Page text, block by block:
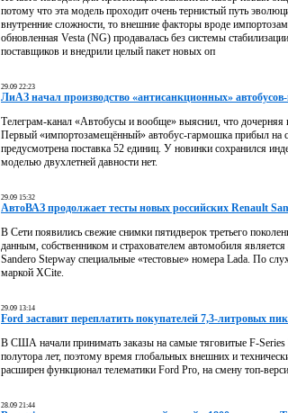
потому что эта модель проходит очень тернистый путь
внутренние сложности, то внешние факторы вроде
обновленная Vesta (NG) продавалась без системы
поставщиков и внедрили целый пакет новых оп
29.09 22:23
ЛиАЗ начал производство «антисанкционных»
Телеграм-канал «Автобусы и вообще» выяснил, что
Первый «импортозамещённый» автобус-гармошка прибыл на
предусмотрена поставка 52 единиц. У новинки сохранился
моделью двухлетней давности нет.
29.09 15:32
АвтоВАЗ продолжает тесты новых российских Renault
В Сети появились свежие снимки пятидверок третьего
данным, собственником и страхователем автомобиля
Sandero Stepway специальные «тестовые» номера Lada. По
маркой XCite.
29.09 13:14
Ford заставит переплатить покупателей 7,3-литровых
В США начали принимать заказы на самые тяговитые F-
полутора лет, поэтому время глобальных внешних и
расширен функционал телематики Ford Pro, на смену топ-
28.09 21:44